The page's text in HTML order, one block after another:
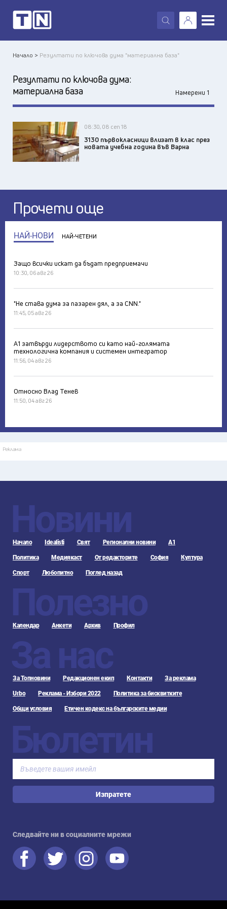
X
Начало > Резултати по ключова дума "материална база"
Резултати по ключова дума:
материална база
Намерени 1
08:30, 08 сеп 18
3130 първокласници влизат в клас през
новата учебна година във Варна
Прочети още
НАЙ-НОВИ НАЙ-ЧЕТЕНИ
Защо всички искат да бъдат предприемачи
10:30, 06 авг 26
"Не става дума за пазарен дял, а за CNN."
11:45, 05 авг 26
А1 затвърди лидерството си като най-голямата
технологична компания и системен интегратор
11:56, 04 авг 26
Относно Влад Тенев
11:50, 04 авг 26
Реклама
Новини
Начало Idealisti Свят Регионални новини А1
Политика Медиякаст От редакторите София Култура
Спорт Любопитно Поглед назад
Полезно
Календар Анкети Архив Профил
За нас
За Топновини Редакционен екип Контакти За реклама
Urbo Реклама - Избори 2022 Политика за бисквитките
Общи условия Етичен кодекс на българските медии
Бюлетин
Изпратете
Следвайте ни в социалните мрежи